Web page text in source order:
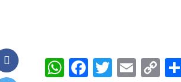
WhatsApp
Facebook
Twitter
Email